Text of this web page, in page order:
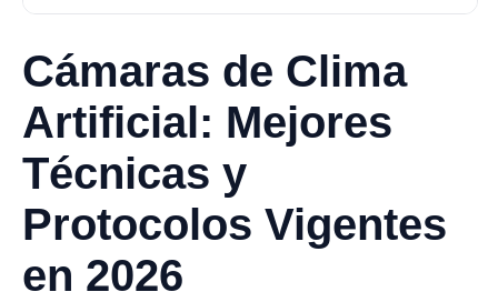
Cámaras de Clima
Artificial: Mejores
Técnicas y
Protocolos Vigentes
en 2026